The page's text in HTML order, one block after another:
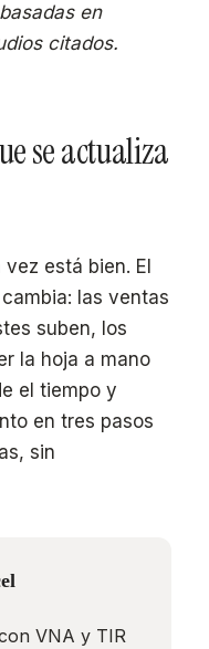
en
citados.
se actualiza
está bien. El
las ventas
suben, los
la hoja a mano
el tiempo y
en tres pasos
sin
VNA y TIR